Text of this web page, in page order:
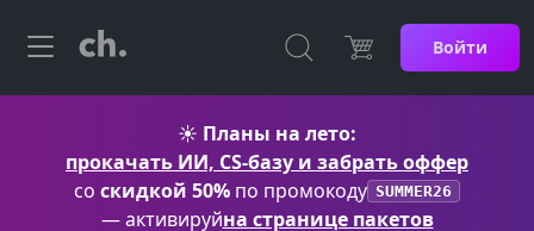
Войти
☀️ Планы на лето:
прокачать ИИ, CS-базу и забрать оффер
со скидкой 50% по промокоду SUMMER26
— активируйна странице пакетов